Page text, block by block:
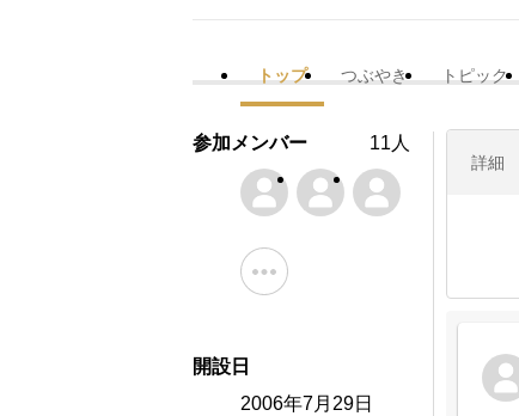
トップ つぶやき トピック
詳細
参加メンバー 11人
開設日
2006年7月29日